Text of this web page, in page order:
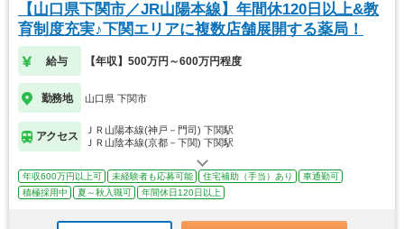
【山口県下関市／JR山陽本線】年間休120日以上&教
育制度充実♪下関エリアに複数店舗展開する薬局！
給与 【年収】500万円～600万円程度
勤務地 山口県 下関市
アクセス
ＪＲ山陽本線(神戸－門司) 下関駅
ＪＲ山陰本線(京都－下関) 下関駅
年収600万円以上可 未経験者も応募可能 住宅補助（手当）あり
車通勤可
積極採用中
夏～秋入職可 年間休日120日以上